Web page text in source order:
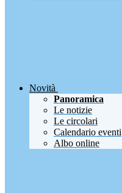
Novità
Panoramica
Le notizie
Le circolari
Calendario eventi
Albo online